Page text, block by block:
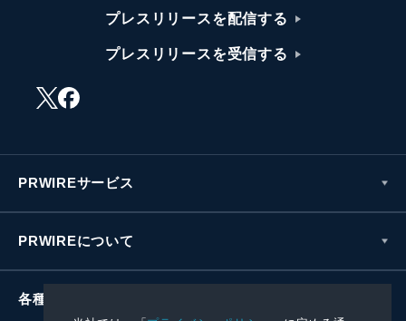
プレスリリースを配信する
プレスリリースを受信する
PRWIREサービス
PRWIREについて
各種お問い合わせ